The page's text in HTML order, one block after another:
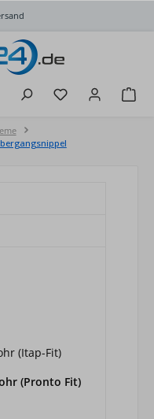
Du hast 0
(Itap-Fit)
(Pronto Fit)